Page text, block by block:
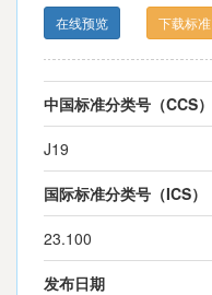
在线预览 下载标准
中国标准分类号（CCS）
J19
国际标准分类号（ICS）
23.100
发布日期